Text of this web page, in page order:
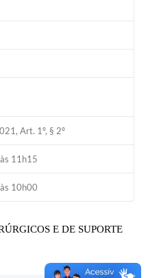
Art. 1º, § 2º
11h15
10h00
E DE SUPORTE